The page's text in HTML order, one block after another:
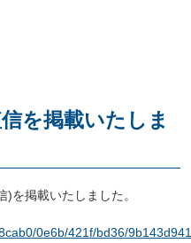
を掲載いたしま
を掲載いたしました。
0e6b/421f/bd36/